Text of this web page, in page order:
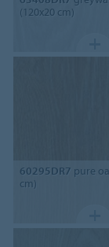
(120x20 cm)
60295DR7 pure
cm)